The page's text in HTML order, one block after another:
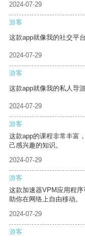
2024-07-29
游客
这款app就像我的社交平
2024-07-29
游客
这款app就像我的私人导
2024-07-29
游客
这款app的课程非常丰富
己感兴趣的知识。
2024-07-29
游客
这款加速器VPM应用程
助你在网络上自由移动。
2024-07-29
游客